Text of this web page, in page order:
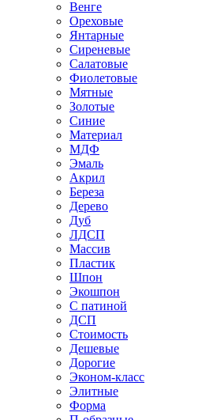
Венге
Ореховые
Янтарные
Сиреневые
Салатовые
Фиолетовые
Мятные
Золотые
Синие
Материал
МДФ
Эмаль
Акрил
Береза
Дерево
Дуб
ЛДСП
Массив
Пластик
Шпон
Экошпон
С патиной
ДСП
Стоимость
Дешевые
Дорогие
Эконом-класс
Элитные
Форма